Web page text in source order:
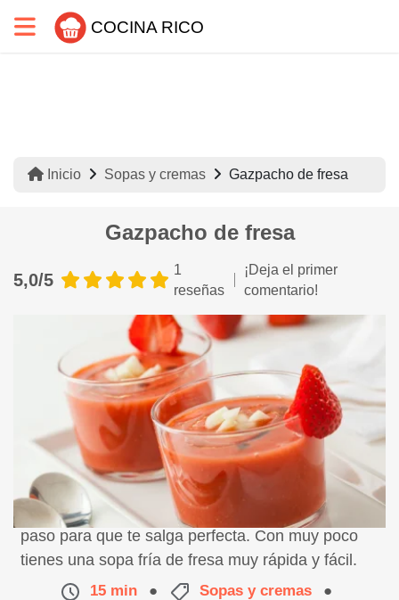
COCINA RICO
Inicio Sopas y cremas Gazpacho de fresa
Gazpacho de fresa
5,0/5
1
reseñas
¡Deja el primer
comentario!
Receta de gazpacho de fresa preparación paso a
paso para que te salga perfecta. Con muy poco
tienes una sopa fría de fresa muy rápida y fácil.
15 min ● Sopas y cremas
●